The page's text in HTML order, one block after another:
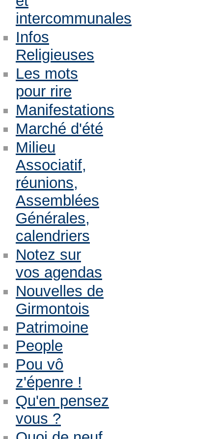
intercommunales
Infos
Religieuses
Les mots
pour rire
Manifestations
Marché d'été
Milieu
Associatif,
réunions,
Assemblées
Générales,
calendriers
Notez sur
vos agendas
Nouvelles de
Girmontois
Patrimoine
People
Pou vô
z'épenre !
Qu'en pensez
vous ?